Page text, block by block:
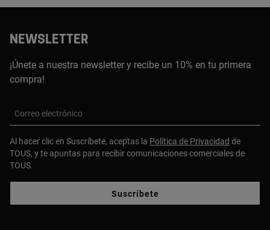
NEWSLETTER
¡Únete a nuestra newsletter y recibe un 10% en tu primera
compra!
Correo electrónico
Al hacer clic en Suscríbete, aceptas la Política de Privacidad de
TOUS, y te apuntas para recibir comunicaciones comerciales de
TOUS.
Suscríbete